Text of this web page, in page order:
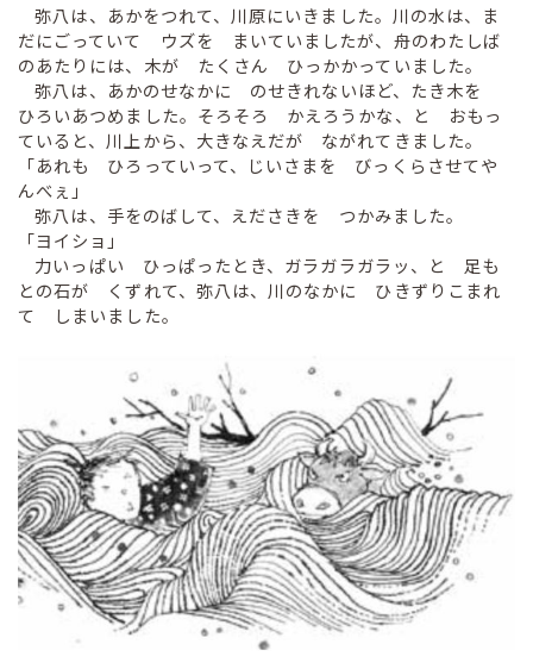
弥八は、あかをつれて、川原にいきました。川の水は、ま
だにごっていて ウズを まいていましたが、舟のわたしば
のあたりには、木が たくさん ひっかかっていました。
弥八は、あかのせなかに のせきれないほど、たき木を
ひろいあつめました。そろそろ かえろうかな、と おもっ
ていると、川上から、大きなえだが ながれてきました。
「あれも ひろっていって、じいさまを びっくらさせてや
んべぇ」
弥八は、手をのばして、えださきを つかみました。
「ヨイショ」
力いっぱい ひっぱったとき、ガラガラガラッ、と 足も
との石が くずれて、弥八は、川のなかに ひきずりこまれ
て しまいました。